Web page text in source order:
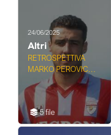
24/06/2025
Altri
RETROSPETTIVA
MARKO PEROVIC
CALCIATORE
5 file